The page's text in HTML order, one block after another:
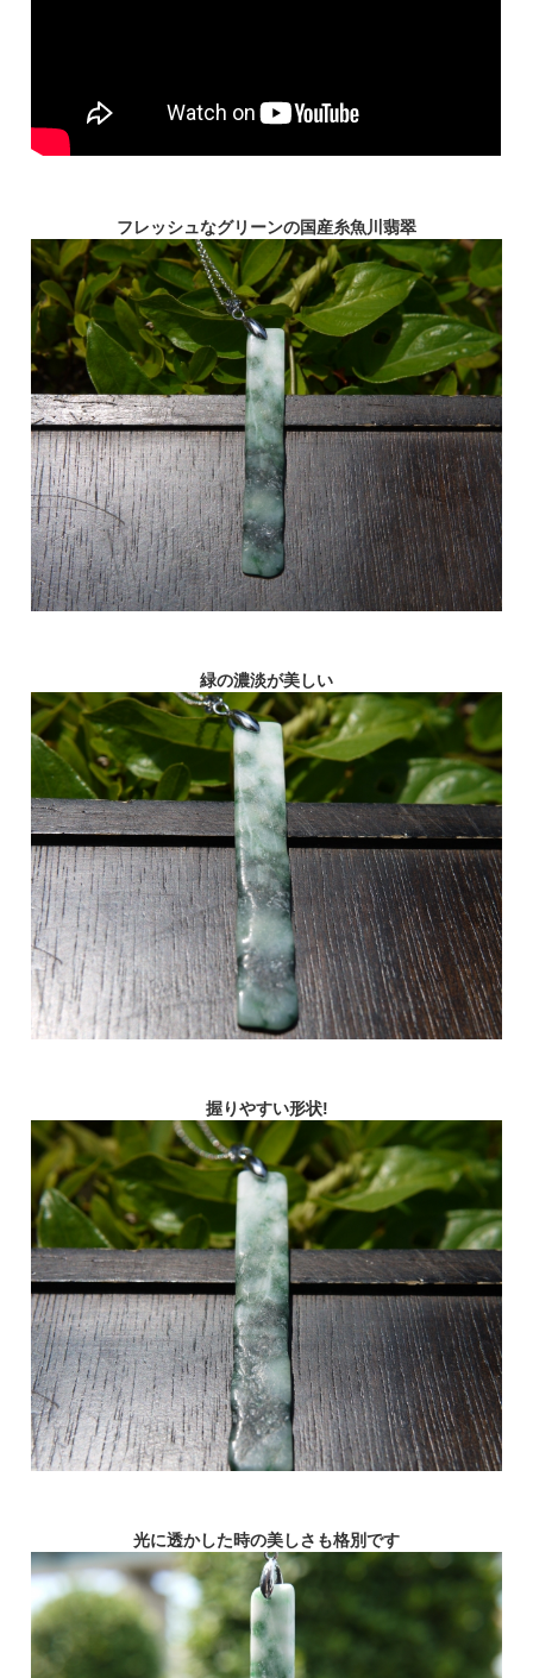
フレッシュなグリーンの国産糸魚川翡翠
緑の濃淡が美しい
握りやすい形状!
光に透かした時の美しさも格別です